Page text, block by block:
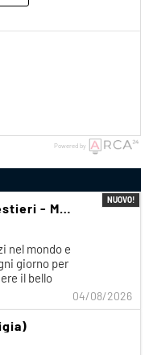
Powered by
NUOVO!
Sales Assistant OVS (Tremestieri - Messina)
nel mondo e
giorno per
il bello
per i
gruppo:
Les Copains,
il cliente
04/08/2026